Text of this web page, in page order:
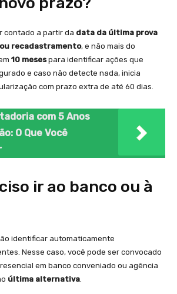
contado a partir da data da última prova
recadastramento, e não mais do
10 mesespara identificar ações que
e caso não detecte nada, inicia
com prazo extra de até 60 dias.
com 5 Anos
O Que Você
ir ao banco ou à
identificar automaticamente
Nesse caso, você pode ser convocado
em banco conveniado ou agência
última alternativa.